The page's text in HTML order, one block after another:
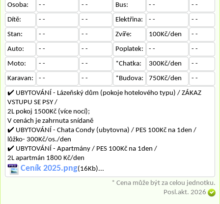
Osoba:
- - - - Bus: - -
- -
Dítě:
- - - - Elektřina: - -
- -
Stan:
- - - - Zvíře: 100Kč/den
- -
Auto:
- - - - Poplatek: - -
- -
Moto:
- - - - *Chatka: 300Kč/den
- -
Karavan:
- - - - *Budova: 750Kč/den
- -
✔️ UBYTOVÁNÍ - Lázeňský dům (pokoje hotelového typu) / ZÁKAZ
VSTUPU SE PSY /
2L pokoj 1500Kč (více nocí);
V cenách je zahrnuta snídaně
✔️ UBYTOVÁNÍ - Chata Condy (ubytovna) / PES 100Kč na 1den /
lůžko- 300Kč/os./den
✔️ UBYTOVÁNÍ - Apartmány / PES 100Kč na 1den /
2L apartmán 1800 Kč/den
Ceník 2025.png(16Kb)...
* Cena může být za celou jednotku.
Posl.akt. 2026